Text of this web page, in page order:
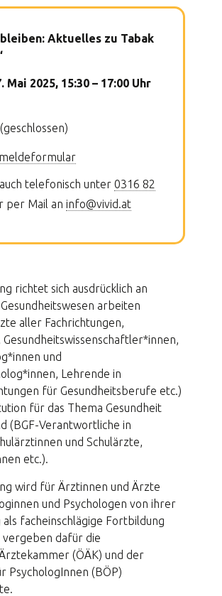
Aktuelles zu Tabak
Mai 2025, 15:30 – 17:00 Uhr
(geschlossen)
telefonisch unter 0316 82
per Mail an info@vivid.at
richtet sich ausdrücklich an
arbeiten
aller Fachrichtungen,
und
Lehrende in
für Gesundheitsberufe etc.)
für das Thema Gesundheit
(BGF-Verantwortliche in
und Schulärzte,
etc.).
wird für Ärztinnen und Ärzte
und Psychologen von ihrer
facheinschlägige Fortbildung
dafür die
(ÖÄK) und der
PsychologInnen (BÖP)